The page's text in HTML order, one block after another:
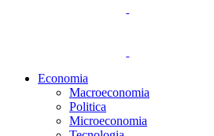
Economia
Macroeconomia
Politica
Microeconomia